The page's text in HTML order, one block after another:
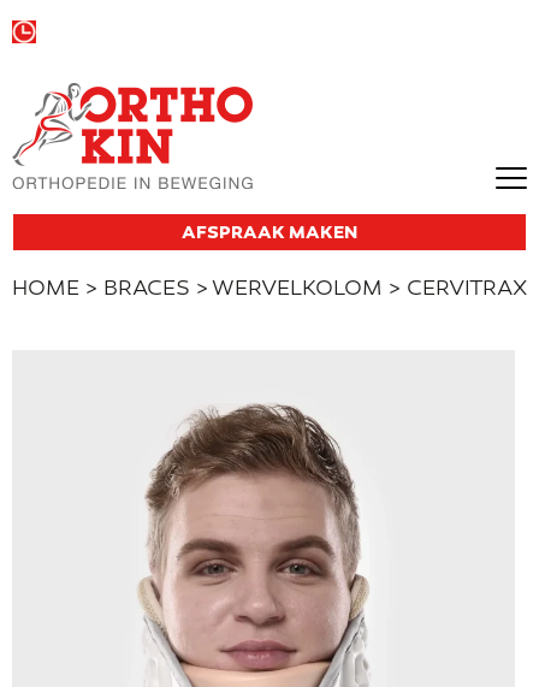
AFSPRAAK MAKEN
HOME > BRACES >WERVELKOLOM > CERVITRAX